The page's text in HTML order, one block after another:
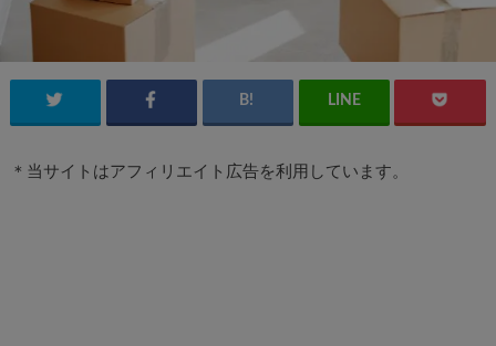
＊当サイトはアフィリエイト広告を利用しています。